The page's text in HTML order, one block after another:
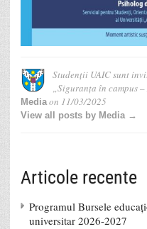
Studenții UAIC sunt
„Siguranța în campus
Mediaon 11/03/2025
View all posts by Media →
Articole recente
Programul Bursele
universitar 2026-2027